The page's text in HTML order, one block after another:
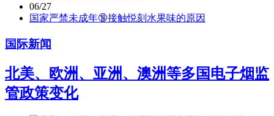
06/27
国家严禁未成年🔞接触悦刻水果味的原因
国际新闻
北美、欧洲、亚洲、澳洲等多国电子烟监
管政策变化